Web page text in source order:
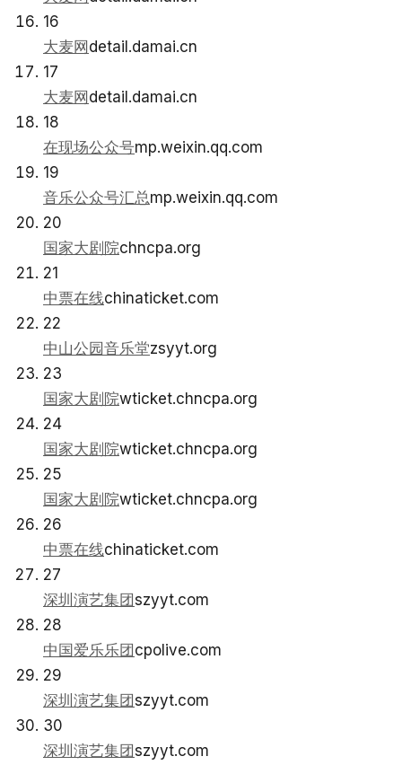
16
大麦网 detail.damai.cn
17
大麦网 detail.damai.cn
18
在现场公众号mp.weixin.qq.com
19
音乐公众号汇总mp.weixin.qq.com
20
国家大剧院chncpa.org
21
中票在线chinaticket.com
22
中山公园音乐堂zsyyt.org
23
国家大剧院wticket.chncpa.org
24
国家大剧院wticket.chncpa.org
25
国家大剧院wticket.chncpa.org
26
中票在线chinaticket.com
27
深圳演艺集团szyyt.com
28
中国爱乐乐团 cpolive.com
29
深圳演艺集团szyyt.com
30
深圳演艺集团szyyt.com